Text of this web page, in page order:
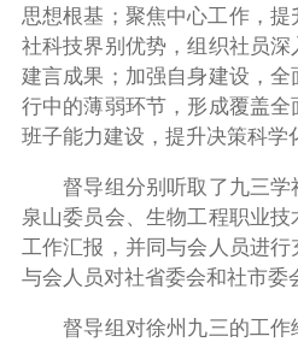
思想根基；聚焦中心工作，
社科技界别优势，组织社员
建言成果；加强自身建设，
行中的薄弱环节，形成覆盖
班子能力建设，提升决策科学
督导组分别听取了九三学
泉山委员会、生物工程职业
工作汇报，并同与会人员进
与会人员对社省委会和社市委
督导组对徐州九三的工作